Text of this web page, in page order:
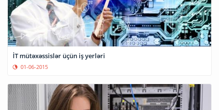
İT mütəxəssislər üçün iş yerləri
01-06-2015